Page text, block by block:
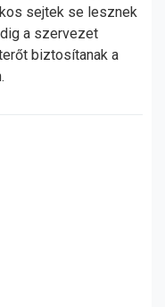
sejtek se lesznek
a szervezet
biztosítanak a